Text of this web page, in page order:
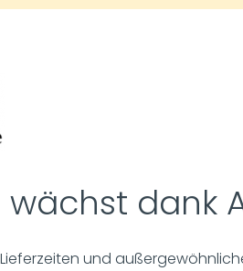
dank
und